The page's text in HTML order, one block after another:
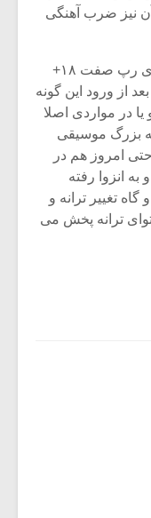
نیز ضرب آهنگی
این مسأله موجب شده عمده ترانه های رپ صفت ۱۸+
از ورود این گونه
در مواردی اصلا
بزرگ موسیقی
امروز هم در
انزوا رفته
تغییر ترانه و
ترانه پخش می